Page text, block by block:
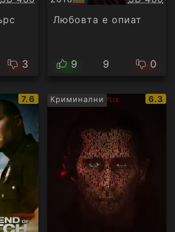
3
БГ
аудио
Любовта е опиат
9 9 0
IMDb
рейтинг:
7.6 Криминални
IMDb
6.3